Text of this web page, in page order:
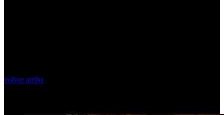
volver arriba